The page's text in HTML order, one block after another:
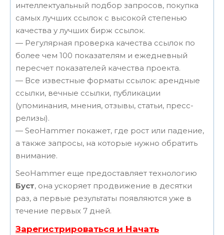
интеллектуальный подбор запросов, покупка
самых лучших ссылок с высокой степенью
качества у лучших бирж ссылок.
— Регулярная проверка качества ссылок по
более чем 100 показателям и ежедневный
пересчет показателей качества проекта.
— Все известные форматы ссылок: арендные
ссылки, вечные ссылки, публикации
(упоминания, мнения, отзывы, статьи, пресс-
релизы).
— SeoHammer покажет, где рост или падение,
а также запросы, на которые нужно обратить
внимание.
SeoHammer еще предоставляет технологию
Буст, она ускоряет продвижение в десятки
раз, а первые результаты появляются уже в
течение первых 7 дней.
Зарегистрироваться и Начать